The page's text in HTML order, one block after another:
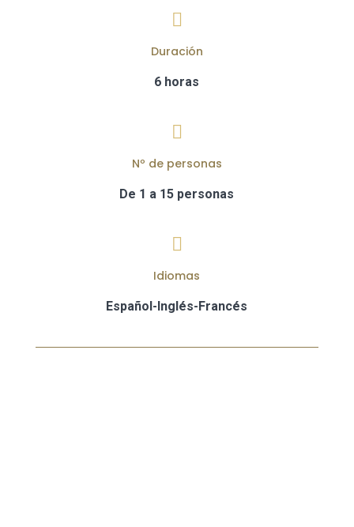

Duración
6 horas

Nº de personas
De 1 a 15 personas

Idiomas
Español-Inglés-Francés